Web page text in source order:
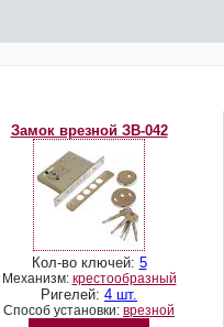
Замок врезной ЗВ-042
Кол-во ключей: 5
Механизм: крестообразный
Ригелей: 4 шт.
Способ установки: врезной